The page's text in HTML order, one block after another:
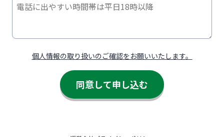
個人情報の取り扱いのご確認をお願いいたします。
同意して申し込む